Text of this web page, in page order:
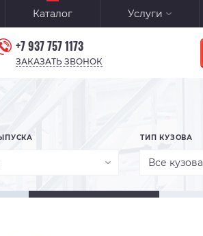
Каталог Услуги
+7 937 757 1173
ЗАКАЗАТЬ ЗВОНОК
ТИП КУЗОВА
Все кузова